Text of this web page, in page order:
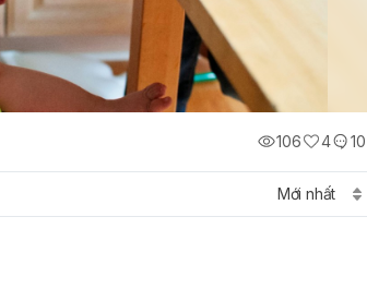
106 4 10
Mới nhất